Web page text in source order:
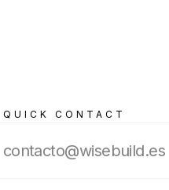
QUICK CONTACT
contacto@wisebuild.es